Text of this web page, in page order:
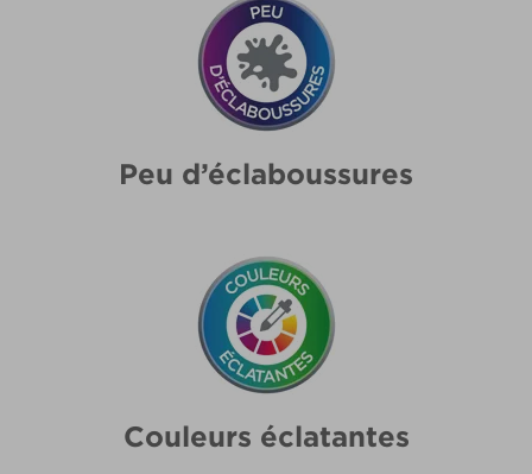
Peu d’éclaboussures
Couleurs éclatantes